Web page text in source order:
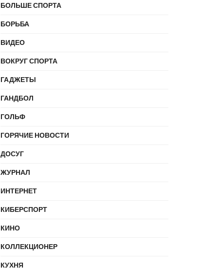
БОЛЬШЕ СПОРТА
БОРЬБА
ВИДЕО
ВОКРУГ СПОРТА
ГАДЖЕТЫ
ГАНДБОЛ
ГОЛЬФ
ГОРЯЧИЕ НОВОСТИ
ДОСУГ
ЖУРНАЛ
ИНТЕРНЕТ
КИБЕРСПОРТ
КИНО
КОЛЛЕКЦИОНЕР
КУХНЯ